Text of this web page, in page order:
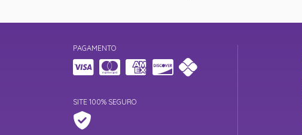
PAGAMENTO
SITE 100% SEGURO